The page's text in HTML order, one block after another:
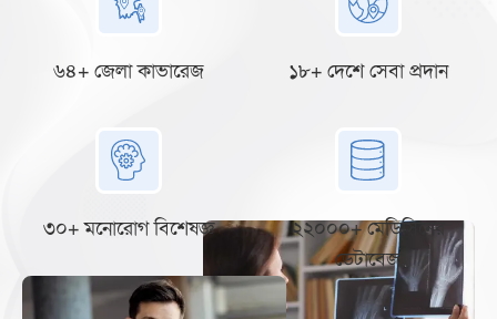
৬৪+ জেলা কাভারেজ ১৮+ দেশে সেবা প্রদান
৩০+ মনোরোগ বিশেষজ্ঞ
২২০০০+ মেডিসিনের
ডেটাবেজ